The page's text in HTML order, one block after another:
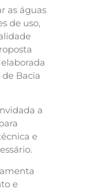
as águas
de uso,
Bacia
a
e
e